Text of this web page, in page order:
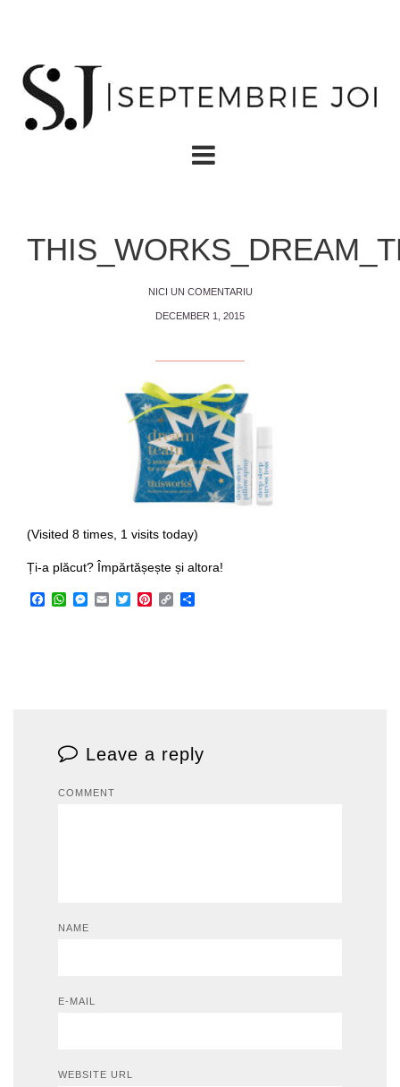
NICI UN COMENTARIU
DECEMBER 1, 2015
(Visited 8 times, 1 visits today)
Ți-a plăcut? Împărtășește și altora!
Facebook
WhatsApp
Messenger
EmailTwitterPinterest
Copy
Leave a reply
COMMENT
NAME
E-MAIL
WEBSITE URL